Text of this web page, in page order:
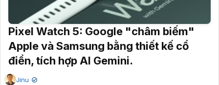
Pixel Watch 5: Google "châm biếm"
Apple và Samsung bằng thiết kế cổ
điển, tích hợp AI Gemini.
Jinu ✔